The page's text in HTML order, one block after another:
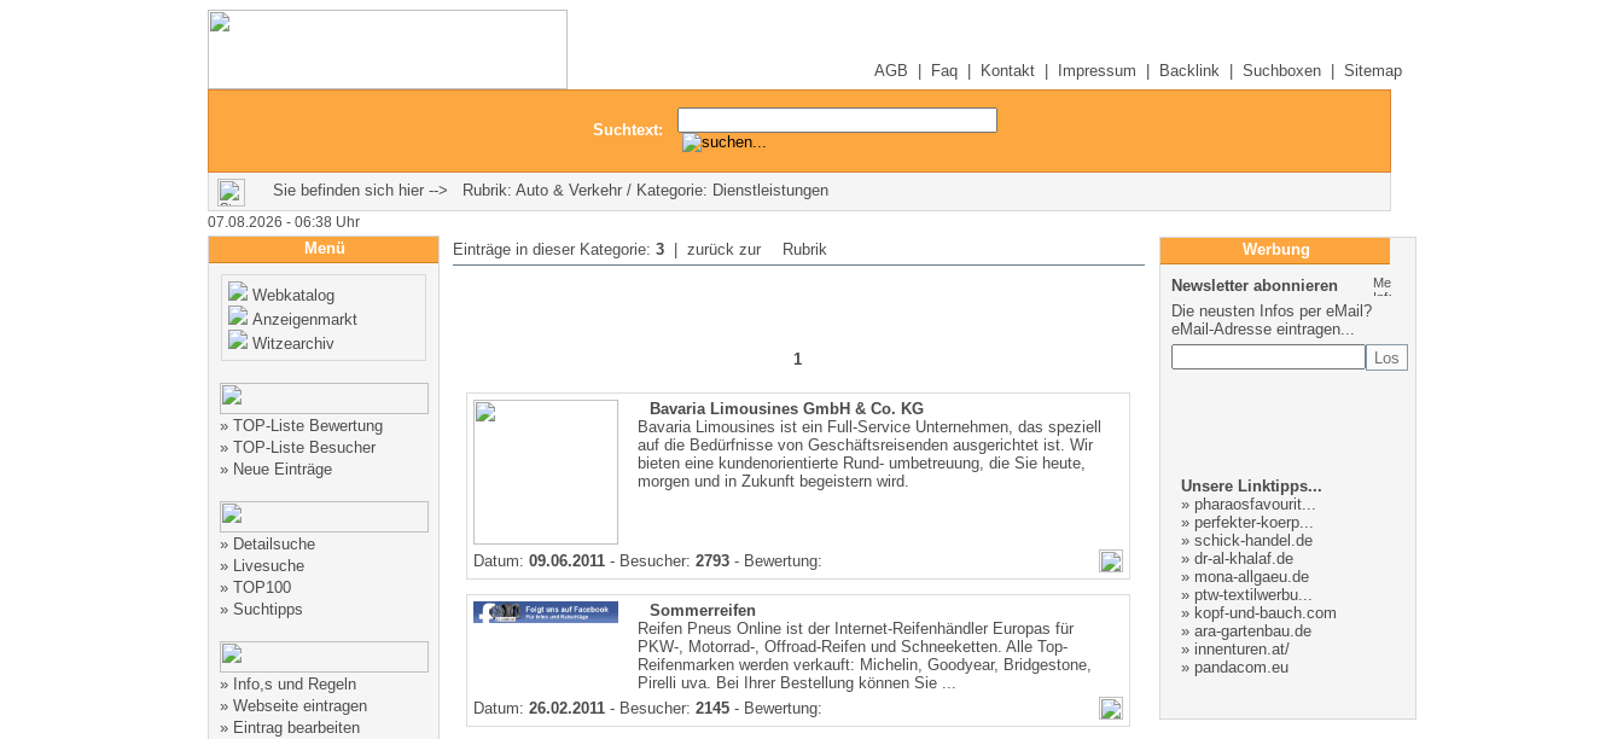
AGB Faq| Kontakt| Impressum Backlink| Suchboxen| Sitemap
Suchtext:
Sie befinden sich hier --> Rubrik: Auto & Verkehr / Kategorie: Dienstleistungen
07.08.2026 - 06:38 Uhr
Menü
Webkatalog
Anzeigenmarkt
Witzearchiv
» TOP-Liste Bewertung
» TOP-Liste Besucher
» Neue Einträge
» Detailsuche
» Livesuche
» TOP100
» Suchtipps
»
Info,s und Regeln
» Webseite eintragen
» Eintrag bearbeiten
Einträge in dieser Kategorie: 3| zurück zur Rubrik
1
Bavaria Limousines GmbH & Co. KG
Bavaria Limousines ist ein Full-Service Unternehmen, das speziell
auf die Bedürfnisse von Geschäftsreisenden ausgerichtet ist. Wir
bieten eine kundenorientierte Rund- umbetreuung, die Sie heute,
morgen und in Zukunft begeistern wird.
Datum: 09.06.2011- Besucher: 2793- Bewertung:
Sommerreifen
Reifen Pneus Online ist der Internet-Reifenhändler Europas für
PKW-, Motorrad-, Offroad-Reifen und Schneeketten. Alle Top-
Reifenmarken werden verkauft: Michelin, Goodyear, Bridgestone,
Pirelli uva. Bei Ihrer Bestellung können Sie ...
Datum: 26.02.2011- Besucher: 2145- Bewertung:
Werbung
Newsletter abonnieren
Die neusten Infos per eMail?
eMail-Adresse eintragen...
Unsere Linktipps...
» pharaosfavourit...
» perfekter-koerp...
» schick-handel.de
» dr-al-khalaf.de
» mona-allgaeu.de
» ptw-textilwerbu...
» kopf-und-bauch.com
» ara-gartenbau.de
» innenturen.at/
» pandacom.eu